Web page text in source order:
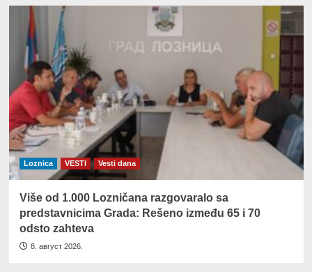
Loznica VESTI Vesti dana
Više od 1.000 Lozničana razgovaralo sa
predstavnicima Grada: Rešeno između 65 i 70
odsto zahteva
8. август 2026.